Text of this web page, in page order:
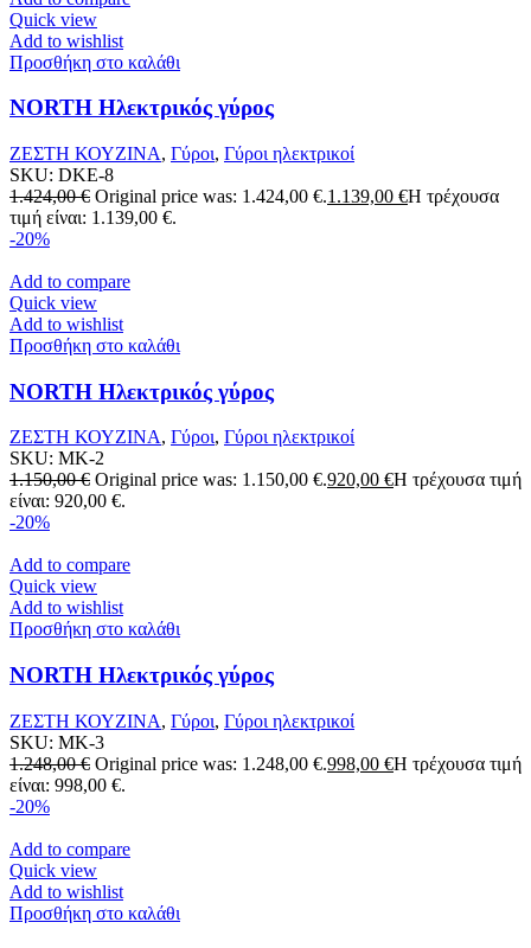
Quick view
Add to wishlist
Προσθήκη στο καλάθι
NORTH Ηλεκτρικός γύρος
ΖΕΣΤΗ ΚΟΥΖΙΝΑ, Γύροι, Γύροι ηλεκτρικοί
SKU: DKE-8
1.424,00€ Original price was: 1.424,00 €.1.139,00 €Η τρέχουσα
τιμή είναι: 1.139,00 €.
-20%
Add to compare
Quick view
Add to wishlist
Προσθήκη στο καλάθι
NORTH Ηλεκτρικός γύρος
ΖΕΣΤΗ ΚΟΥΖΙΝΑ, Γύροι, Γύροι ηλεκτρικοί
SKU: MK-2
1.150,00€ Original price was: 1.150,00 €.920,00 €Η τρέχουσα τιμή
είναι: 920,00 €.
-20%
Add to compare
Quick view
Add to wishlist
Προσθήκη στο καλάθι
NORTH Ηλεκτρικός γύρος
ΖΕΣΤΗ ΚΟΥΖΙΝΑ, Γύροι, Γύροι ηλεκτρικοί
SKU: MK-3
1.248,00€ Original price was: 1.248,00 €.998,00 €Η τρέχουσα τιμή
είναι: 998,00 €.
-20%
Add to compare
Quick view
Add to wishlist
Προσθήκη στο καλάθι